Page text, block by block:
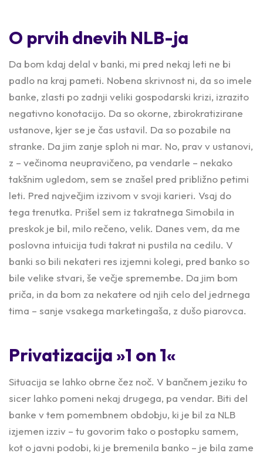
O prvih dnevih NLB-ja
Da bom kdaj delal v banki, mi pred nekaj leti ne bi
padlo na kraj pameti. Nobena skrivnost ni, da so imele
banke, zlasti po zadnji veliki gospodarski krizi, izrazito
negativno konotacijo. Da so okorne, zbirokratizirane
ustanove, kjer se je čas ustavil. Da so pozabile na
stranke. Da jim zanje sploh ni mar. No, prav v ustanovi,
z – večinoma neupravičeno, pa vendarle – nekako
takšnim ugledom, sem se znašel pred približno petimi
leti. Pred največjim izzivom v svoji karieri. Vsaj do
tega trenutka. Prišel sem iz takratnega Simobila in
preskok je bil, milo rečeno, velik. Danes vem, da me
poslovna intuicija tudi takrat ni pustila na cedilu. V
banki so bili nekateri res izjemni kolegi, pred banko so
bile velike stvari, še večje spremembe. Da jim bom
priča, in da bom za nekatere od njih celo del jedrnega
tima – sanje vsakega marketingaša, z dušo piarovca.
Privatizacija »1 on 1«
Situacija se lahko obrne čez noč. V bančnem jeziku to
sicer lahko pomeni nekaj drugega, pa vendar. Biti del
banke v tem pomembnem obdobju, ki je bil za NLB
izjemen izziv – tu govorim tako o postopku samem,
kot o javni podobi, ki je bremenila banko – je bila zame